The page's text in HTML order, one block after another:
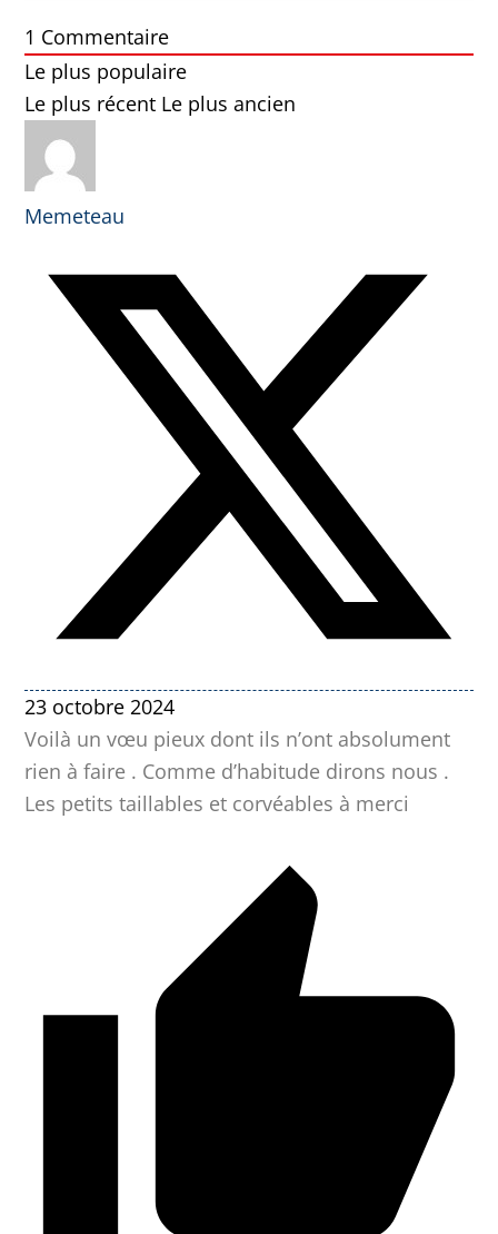
1 Commentaire
Le plus populaire
Le plus récent Le plus ancien
Memeteau
23 octobre 2024
Voilà un vœu pieux dont ils n’ont absolument
rien à faire . Comme d’habitude dirons nous .
Les petits taillables et corvéables à merci